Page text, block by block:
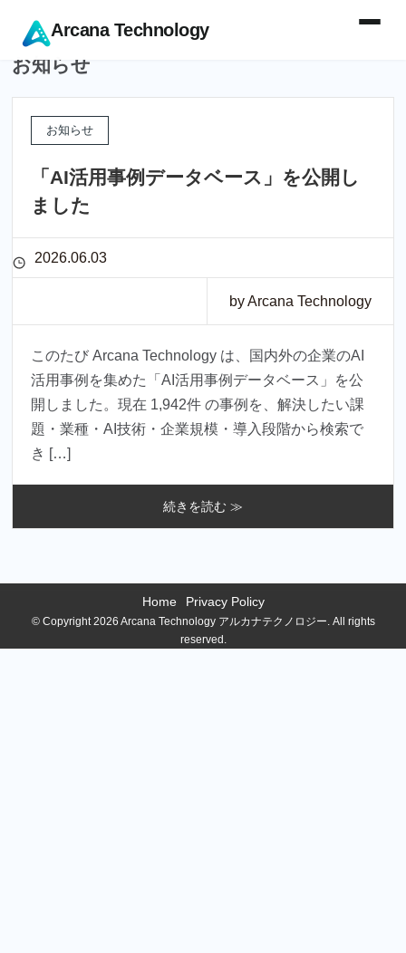
Arcana Technology
お知らせ
お知らせ
「AI活用事例データベース」を公開し
ました
2026.06.03
by Arcana Technology
このたび Arcana Technology は、国内外の企業のAI
活用事例を集めた「AI活用事例データベース」を公
開しました。現在 1,942件 の事例を、解決したい課
題・業種・AI技術・企業規模・導入段階から検索で
き […]
続きを読む ≫
Home Privacy Policy
© Copyright 2026 Arcana Technology アルカナテクノロジー. All rights
reserved.